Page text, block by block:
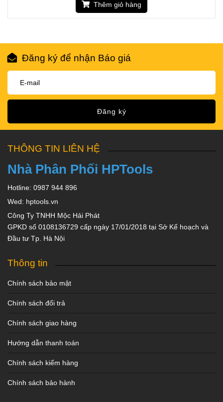
Thêm giỏ hàng
Đăng ký để nhận Báo giá
Đăng ký
THÔNG TIN LIÊN HỆ
Nhà Phân Phối HPTools
Hotline: 0987 944 896
Wed: hptools.vn
Công Ty TNHH Mộc Hải Phát
GPKD số 0108136729 cấp ngày 17/01/2018 tại Sở Kế hoạch và
Đầu tư Tp. Hà Nội
Thông tin
Chính sách bảo mật
Chính sách đổi trả
Chính sách giao hàng
Hướng dẫn thanh toán
Chính sách kiểm hàng
Chính sách bảo hành